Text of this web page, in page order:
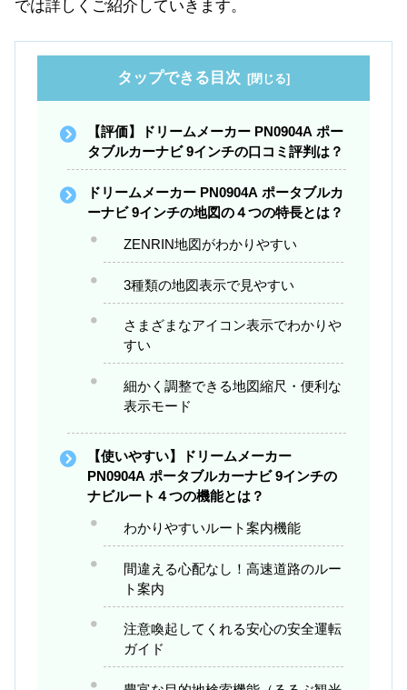
では詳しくご紹介していきます。
タップできる目次
【評価】ドリームメーカー PN0904A ポー
タブルカーナビ 9インチの口コミ評判は？
ドリームメーカー PN0904A ポータブルカ
ーナビ 9インチの地図の４つの特長とは？
ZENRIN地図がわかりやすい
3種類の地図表示で見やすい
さまざまなアイコン表示でわかりや
すい
細かく調整できる地図縮尺・便利な
表示モード
【使いやすい】ドリームメーカー
PN0904A ポータブルカーナビ 9インチの
ナビルート４つの機能とは？
わかりやすいルート案内機能
間違える心配なし！高速道路のルー
ト案内
注意喚起してくれる安心の安全運転
ガイド